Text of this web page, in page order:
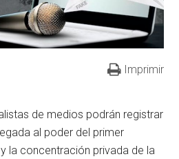
Imprimir
de medios podrán registrar
al poder del primer
la concentración privada de la